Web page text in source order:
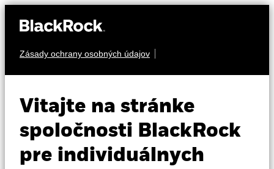
Zásady ochrany osobných údajov
Vitajte na stránke
spoločnosti BlackRock
pre individuálnych
Vzdelávanie
Individuálni investori
BlackRock Multi
Alternatives Growth
Fund